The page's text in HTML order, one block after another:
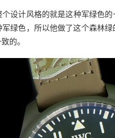
设计风格的就是这种军绿色
绿色，所以他做了这个森林
的。